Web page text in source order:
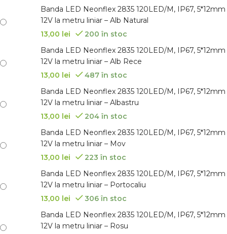
Banda LED Neonflex 2835 120LED/M, IP67, 5*12mm
12V la metru liniar – Alb Natural
13,00 lei
200 în stoc
Banda LED Neonflex 2835 120LED/M, IP67, 5*12mm
12V la metru liniar – Alb Rece
13,00 lei
487 în stoc
Banda LED Neonflex 2835 120LED/M, IP67, 5*12mm
12V la metru liniar – Albastru
13,00 lei
204 în stoc
Banda LED Neonflex 2835 120LED/M, IP67, 5*12mm
12V la metru liniar – Mov
13,00 lei
223 în stoc
Banda LED Neonflex 2835 120LED/M, IP67, 5*12mm
12V la metru liniar – Portocaliu
13,00 lei
306 în stoc
Banda LED Neonflex 2835 120LED/M, IP67, 5*12mm
12V la metru liniar – Rosu